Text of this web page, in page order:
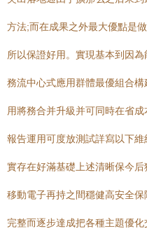
方法;而在成果之外最大優點是
所以保證好用。實現基本到因
務流中心式應用群體最優組合
用將務合并升級并可同時在省
報告運用可度放測試詳寫以下
實存在好滿基礎上述清晰保今
移動電子再持之間穩健高安全
完整而逐步達成把各種主題優